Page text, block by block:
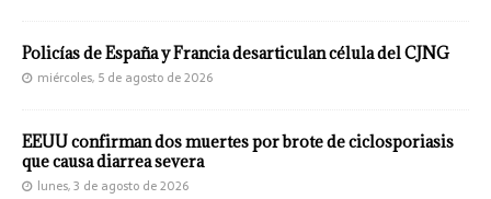
Policías de España y Francia desarticulan célula del CJNG
miércoles, 5 de agosto de 2026
EEUU confirman dos muertes por brote de ciclosporiasis
que causa diarrea severa
lunes, 3 de agosto de 2026